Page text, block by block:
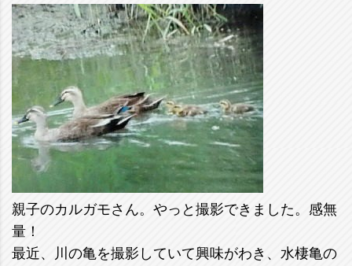
親子のカルガモさん。やっと撮影できました。感無
量！
最近、川の亀を撮影していて興味がわき、水棲亀の